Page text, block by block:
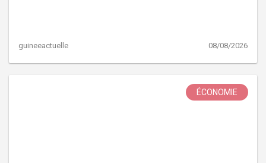
guineeactuelle 08/08/2026
ÉCONOMIE